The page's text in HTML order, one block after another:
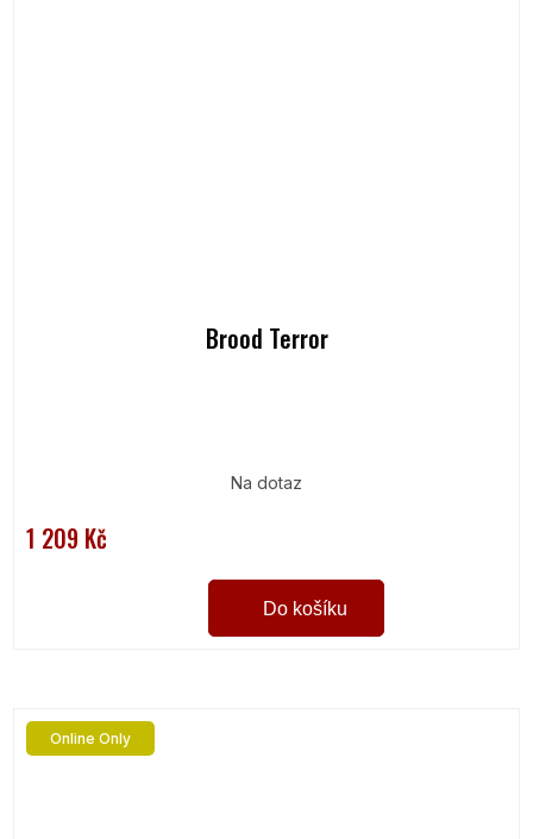
Brood Terror
Na dotaz
1 209 Kč
Do košíku
Online Only